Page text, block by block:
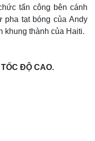
tấn công bên cánh
pha tạt bóng của Andy
khung thành của Haiti.
ĐỘ CAO.